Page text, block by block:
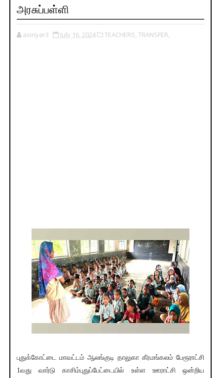
அரசுப்பள்ளி
asiriyar3 July 16, 2024 TEACHERS, TRANSFER,
புதுக்கோட்டை மாவட்டம் ஆலங்குடி தாலுகா கீரமங்கலம் பேரூராட்சி
1வது வார்டு காசிம்புதுப்பேட்டையில் உள்ள ஊராட்சி ஒன்றிய